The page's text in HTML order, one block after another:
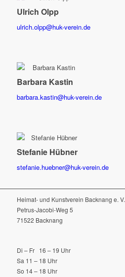
Ulrich Olpp
ulrich.olpp@huk-verein.de
Barbara Kastin
barbara.kastin@huk-verein.de
Stefanie Hübner
stefanie.huebner@huk-verein.de
Heimat- und Kunstverein Backnang e. V.
Petrus-Jacobi-Weg 5
71522 Backnang
Di – Fr 16 – 19 Uhr
Sa 11 – 18 Uhr
So 14 – 18 Uhr